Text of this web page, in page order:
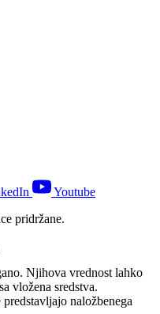
Youtube
pridržane.
Njihova vrednost lahko
vložena sredstva.
naložbenega